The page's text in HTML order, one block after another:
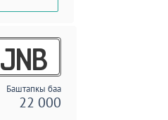
JNB
Баштапкы баа
22 000